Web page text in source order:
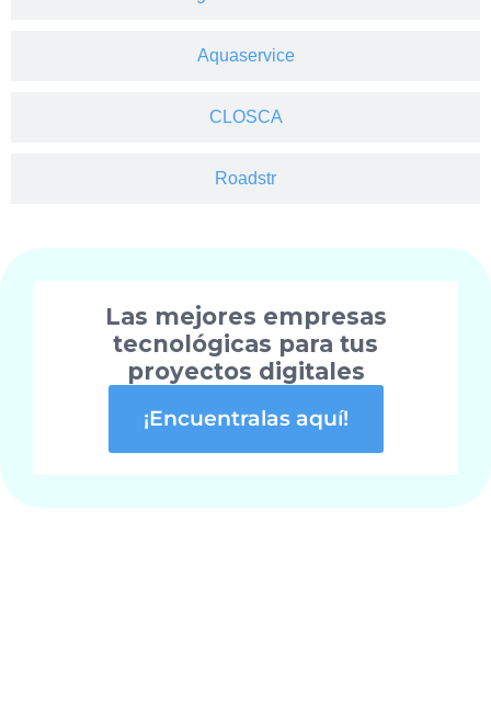
Aquaservice
CLOSCA
Roadstr
Las mejores empresas
tecnológicas para tus
proyectos digitales
¡Encuentralas aquí!